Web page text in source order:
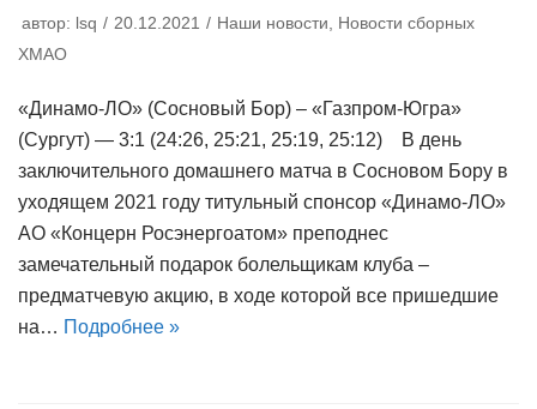
автор: lsq 20.12.2021 Наши новости, Новости сборных
ХМАО
«Динамо-ЛО» (Сосновый Бор) – «Газпром-Югра»
(Сургут) — 3:1 (24:26, 25:21, 25:19, 25:12) В день
заключительного домашнего матча в Сосновом Бору в
уходящем 2021 году титульный спонсор «Динамо-ЛО»
АО «Концерн Росэнергоатом» преподнес
замечательный подарок болельщикам клуба –
предматчевую акцию, в ходе которой все пришедшие
на… Подробнее »